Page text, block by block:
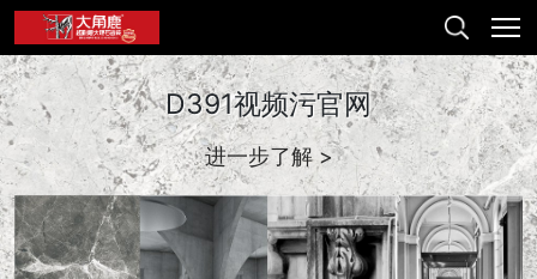
D391视频污官网
进一步了解 >